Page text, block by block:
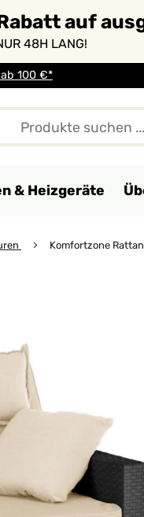
auf
48H LANG!
100 €*
& Heizgeräte
Komfortzone